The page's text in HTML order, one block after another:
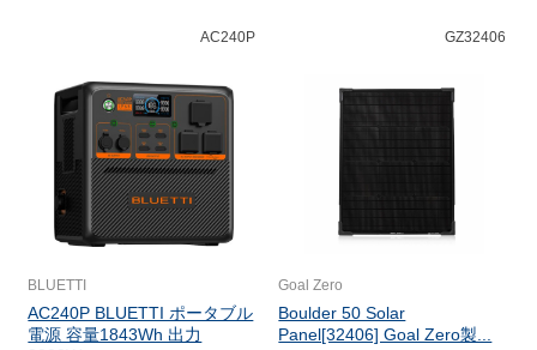
AC240P
BLUETTI
AC240P BLUETTI ポータブル
電源 容量1843Wh 出力
GZ32406
Goal Zero
Boulder 50 Solar
Panel[32406] Goal Zero製...